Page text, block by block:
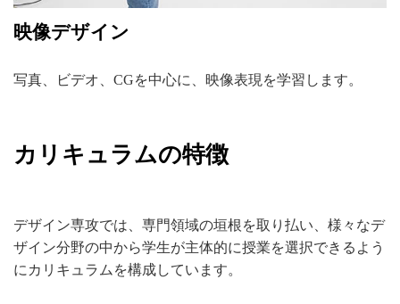
映像デザイン
写真、ビデオ、CGを中心に、映像表現を学習します。
カリキュラムの特徴
デザイン専攻では、専門領域の垣根を取り払い、様々なデ
ザイン分野の中から学生が主体的に授業を選択できるよう
にカリキュラムを構成しています。